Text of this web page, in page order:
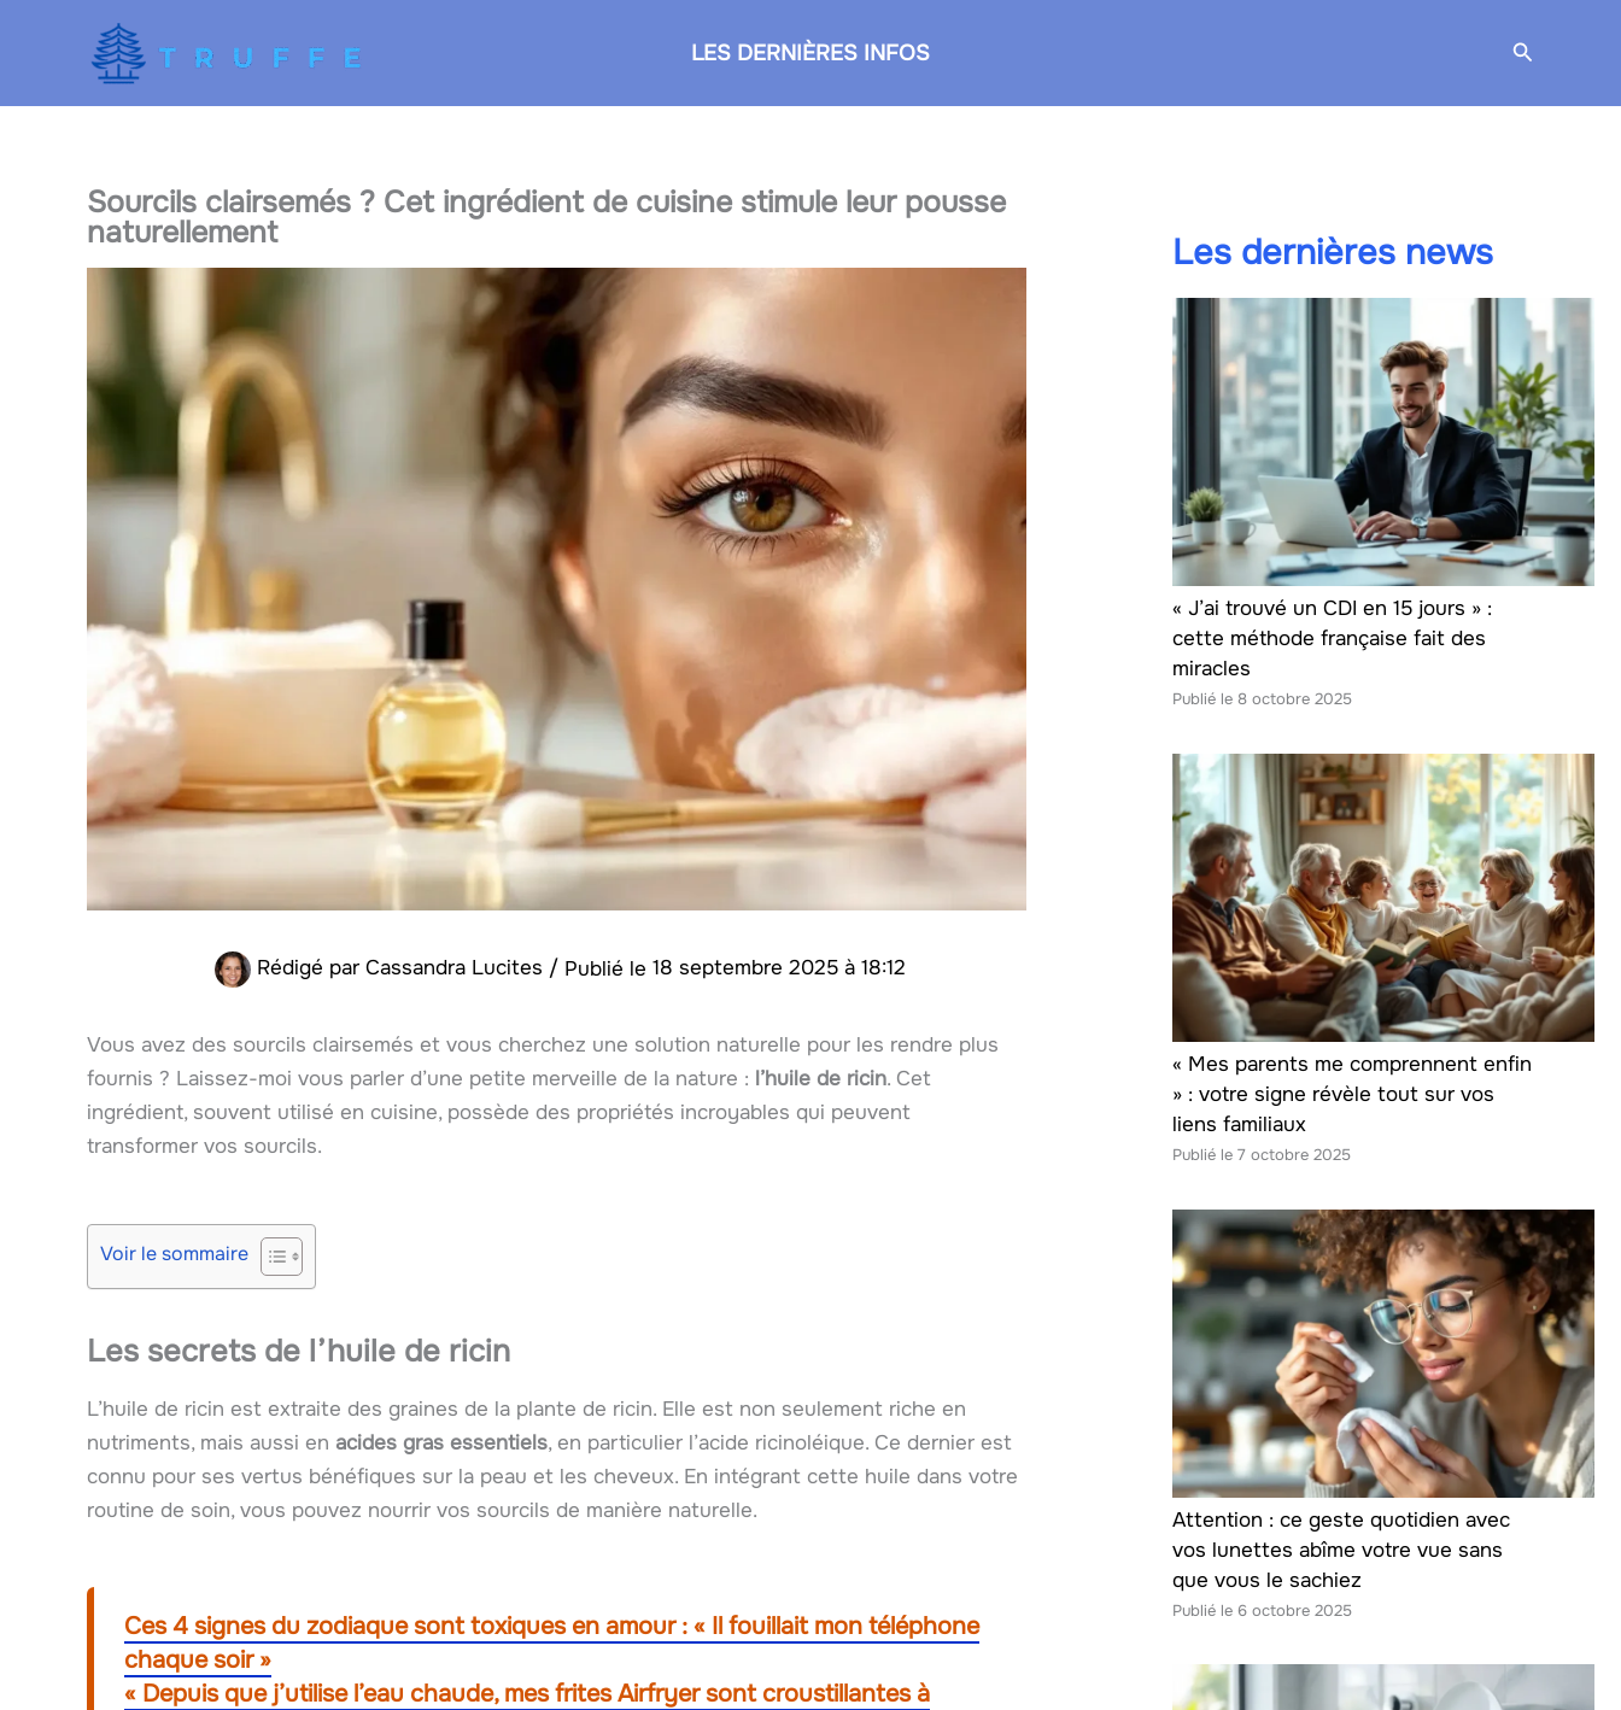
LES DERNIÈRES INFOS
Sourcils clairsemés ? Cet ingrédient de cuisine stimule leur pousse
naturellement
Rédigé par Cassandra Lucites / 18 septembre 2025 à 18:12
Vous avez des sourcils clairsemés et vous cherchez une solution naturelle pour les rendre plus
fournis ? Laissez-moi vous parler d’une petite merveille de la nature : l’huile de ricin. Cet
ingrédient, souvent utilisé en cuisine, possède des propriétés incroyables qui peuvent
transformer vos sourcils.
Voir le sommaire
Les secrets de l’huile de ricin
L’huile de ricin est extraite des graines de la plante de ricin. Elle est non seulement riche en
nutriments, mais aussi en acides gras essentiels, en particulier l’acide ricinoléique. Ce dernier est
connu pour ses vertus bénéfiques sur la peau et les cheveux. En intégrant cette huile dans votre
routine de soin, vous pouvez nourrir vos sourcils de manière naturelle.
Ces 4 signes du zodiaque sont toxiques en amour : « Il fouillait mon téléphone
chaque soir »
« Depuis que j’utilise l’eau chaude, mes frites Airfryer sont croustillantes à
Les dernières news
« J’ai trouvé un CDI en 15 jours » :
cette méthode française fait des
miracles
8 octobre 2025
« Mes parents me comprennent enfin
» : votre signe révèle tout sur vos
liens familiaux
7 octobre 2025
Attention : ce geste quotidien avec
vos lunettes abîme votre vue sans
que vous le sachiez
6 octobre 2025